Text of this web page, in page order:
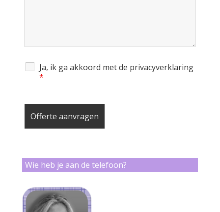
Ja, ik ga akkoord met de privacyverklaring
*
Wie heb je aan de telefoon?